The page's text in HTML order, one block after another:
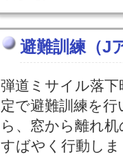
避難訓練（J
弾道ミサイル落
定で避難訓練を
ら、窓から離れ
すばやく行動し